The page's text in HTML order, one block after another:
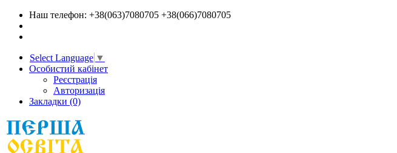
Наш телефон: +38(063)7080705 +38(066)7080705
Select Language ▼
Особистий кабінет
Реєстрація
Авторизація
Закладки (0)